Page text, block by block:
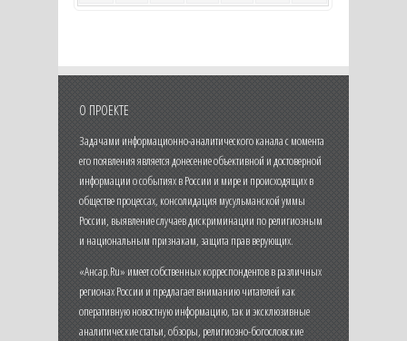
О ПРОЕКТЕ
Задачами информационно-аналитического канала с момента
его появления является донесение объективной и достоверной
информации о событиях в России и мире и происходящих в
обществе процессах, консолидация мусульманской уммы
России, выявление случаев дискриминации по религиозным
и национальным признакам, защита прав верующих.
«Ансар.Ru» имеет собственных корреспондентов в различных
регионах России и предлагает вниманию читателей как
оперативную новостную информацию, так и эксклюзивные
аналитические статьи, обзоры, религиозно-богословские